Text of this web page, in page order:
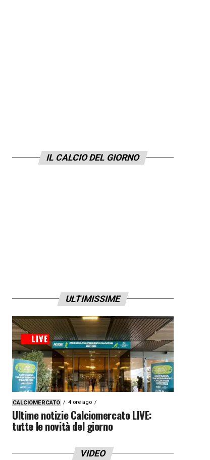
IL CALCIO DEL GIORNO
ULTIMISSIME
CALCIOMERCATO 4 ore ago
Ultime notizie Calciomercato LIVE:
tutte le novità del giorno
VIDEO